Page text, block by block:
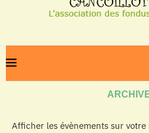
Afficher les évènements sur votre